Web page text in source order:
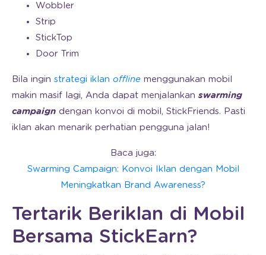
Wobbler
Strip
StickTop
Door Trim
Bila ingin strategi iklan offline menggunakan mobil
makin masif lagi, Anda dapat menjalankanswarming
campaign dengan konvoi di mobil, StickFriends. Pasti
iklan akan menarik perhatian pengguna jalan!
Baca juga:
Swarming Campaign: Konvoi Iklan dengan Mobil
Meningkatkan Brand Awareness?
Tertarik Beriklan di Mobil
Bersama StickEarn?